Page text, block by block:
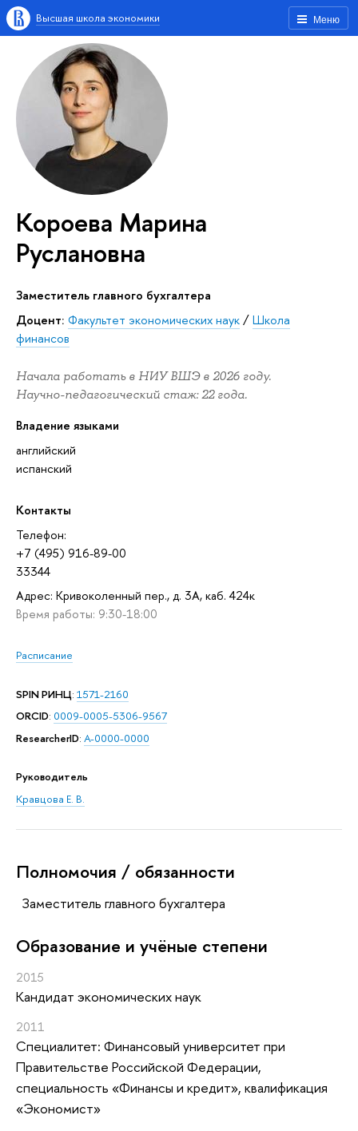
Меню
Высшая школа экономики
Короева Марина
Руслановна
Заместитель главного бухгалтера
Доцент: Факультет экономических наук/Школа
финансов
Начала работать в НИУ ВШЭ в 2026 году.
Научно-педагогический стаж: 22 года.
Владение языками
английский
испанский
Контакты
Телефон:
+7 (495) 916-89-00
33344
Адрес: Кривоколенный пер., д. 3А, каб. 424к
Время работы: 9:30-18:00
Расписание
SPIN РИНЦ: 1571-2160
ORCID: 0009-0005-5306-9567
ResearcherID: A-0000-0000
Руководитель
Кравцова Е. В.
Полномочия / обязанности
Заместитель главного бухгалтера
Oбразование и учёные степени
2015
Кандидат экономических наук
2011
Специалитет: Финансовый университет при
Правительстве Российской Федерации,
специальность «Финансы и кредит», квалификация
«Экономист»